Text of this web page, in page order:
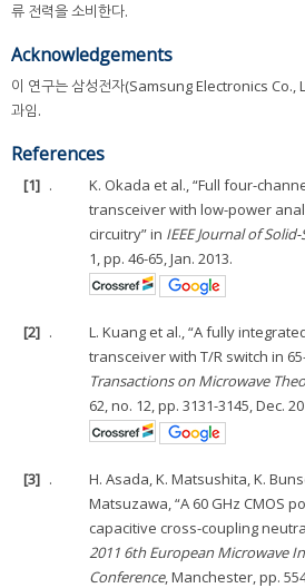
류 전력을 소비한다.
Acknowledgements
이 연구는 삼성전자(Samsung Electronics Co.,
과임.
References
[1] .
K. Okada et al., “Full four-
transceiver with low-power
circuitry” in IEEE Journal of
1, pp. 46-65, Jan. 2013.
[2] .
L. Kuang et al., “A fully
transceiver with T/R switch in
Transactions on Microwave
62, no. 12, pp. 3131-3145, Dec.
[3] .
H. Asada, K. Matsushita, K.
Matsuzawa, “A 60 GHz CMOS
capacitive cross-coupling
2011 6th European Microwave
Conference, Manchester, pp.